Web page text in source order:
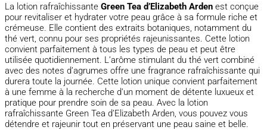
La lotion rafraîchissante Green Tea d’Elizabeth Arden est conçue
pour revitaliser et hydrater votre peau grâce à sa formule riche et
crémeuse. Elle contient des extraits botaniques, notamment du
thé vert, connu pour ses propriétés rajeunissantes. Cette lotion
convient parfaitement à tous les types de peau et peut être
utilisée quotidiennement. L’arôme stimulant du thé vert combiné
avec des notes d’agrumes offre une fragrance rafraîchissante qui
durera toute la journée. Cette lotion unique convient parfaitement
à une femme à la recherche d’un moment de détente luxueux et
pratique pour prendre soin de sa peau. Avec la lotion
rafraîchissante Green Tea d’Elizabeth Arden, vous pouvez vous
détendre et rajeunir tout en préservant une peau saine et belle.